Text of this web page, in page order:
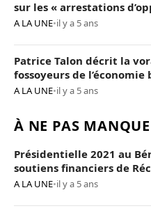
sur les « arrestations
A LA UNE•il y a 5 ans
Patrice Talon décrit la
fossoyeurs de l’économie
A LA UNE•il y a 5 ans
À NE PAS
Présidentielle 2021 au
soutiens financiers de
A LA UNE•il y a 5 ans